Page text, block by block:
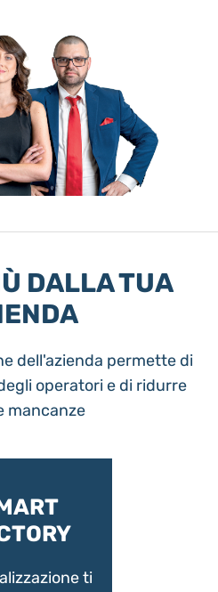
DALLA TUA
dell'azienda permette di
operatori e di ridurre
mancanze
ti